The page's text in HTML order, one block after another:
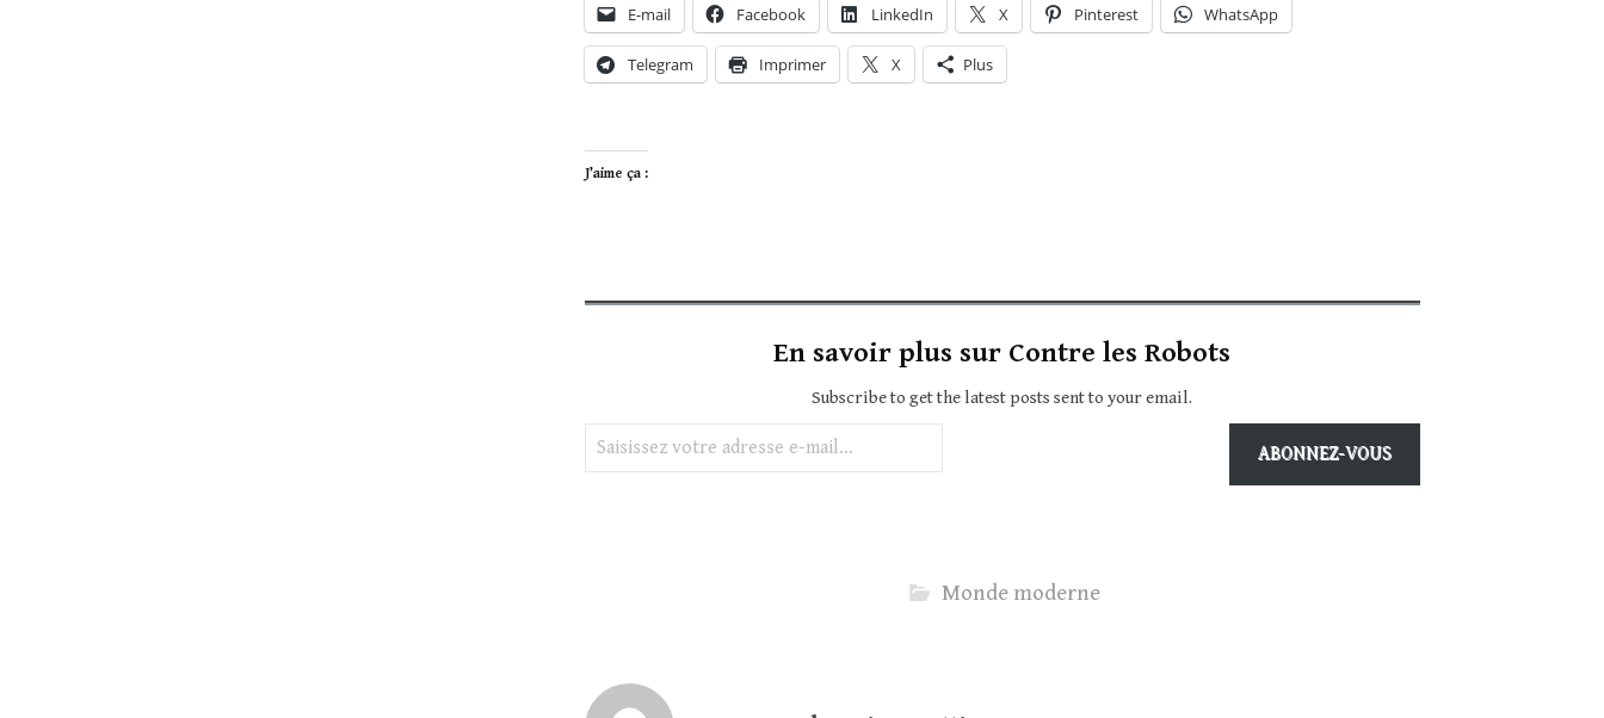
E-mail Facebook LinkedIn X Pinterest WhatsApp
Telegram Imprimer X Plus
J’aime ça :
En savoir plus sur Contre les Robots
Subscribe to get the latest posts sent to your email.
Saisissez votre adresse e-mail…
ABONNEZ-VOUS
Monde moderne